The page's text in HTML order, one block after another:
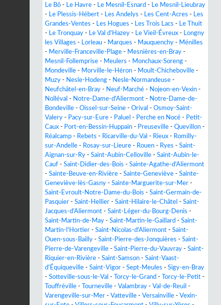
Le Bô - Le Havre - Le Mesnil-Esnard - Le Mesnil-Lieubray
- Le Plessis-Hébert - Les Andelys - Les Cent-Acres - Les
Grandes-Ventes - Les Hogues - Les Trois Lacs - Le Thuit
- Le Tronquay - Le Val d'Hazey - Le Vieil-Évreux - Longny
les Villages - Lorleau - Marques - Mauquenchy - Ménilles
- Merville-Franceville-Plage - Mesnières-en-Bray -
Mesnil-Follemprise - Meulers - Monchaux-Soreng -
Mondeville - Morville-le-Héron - Moult-Chicheboville -
Muzy - Nesle-Hodeng - Nesle-Normandeuse -
Neufchâtel-en-Bray - Neuf-Marché - Nojeon-en-Vexin -
Nolléval - Notre-Dame-d'Aliermont - Notre-Dame-de-
Bondeville - Oissel-sur-Seine - Orival - Osmoy-Saint-
Valery - Pacy-sur-Eure - Paluel - Perche en Nocé - Petit-
Caux - Port-en-Bessin-Huppain - Preuseville - Quevillon -
Réalcamp - Rebets - Ricarville-du-Val - Rieux - Romilly-
sur-Andelle - Rosay-sur-Lieure - Rouen - Ryes - Saint-
Aignan-sur-Ry - Saint-Aubin-Celloville - Saint-Aubin-le-
Cauf - Saint-Didier-des-Bois - Sainte-Agathe-d'Aliermont
- Sainte-Beuve-en-Rivière - Sainte-Geneviève - Sainte-
Geneviève-lès-Gasny - Sainte-Marguerite-sur-Mer -
Saint-Evroult-Notre-Dame-du-Bois - Saint-Germain-de-
Pasquier - Saint-Hellier - Saint-Hilaire-le-Châtel - Saint-
Jacques-d'Aliermont - Saint-Léger-du-Bourg-Denis -
Saint-Martin-de-May - Saint-Martin-le-Gaillard - Saint-
Martin-l'Hortier - Saint-Nicolas-d'Aliermont - Saint-
Ouen-sous-Bailly - Saint-Pierre-des-Jonquières - Saint-
Pierre-de-Varengeville - Saint-Pierre-du-Vauvray - Saint-
Riquier-en-Rivière - Saint-Samson - Saint-Vaast-
d'Équiqueville - Saint-Vigor - Sept-Meules - Sigy-en-Bray
- Sotteville-sous-le-Val - Torcy-le-Grand - Torcy-le-Petit -
Touffréville - Tourneville - Valambray - Val-de-Reuil -
Varengeville-sur-Mer - Vatteville - Versainville - Vexin-